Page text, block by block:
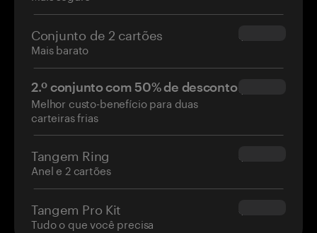
Conjunto de 2 cartões
Mais barato
$54.90
2.º conjunto com 50% de desconto
Melhor custo-benefício para duas
carteiras frias
$34.95
Tangem Ring
Anel e 2 cartões
$160.00
Tangem Pro Kit
Tudo o que você precisa
$180.00